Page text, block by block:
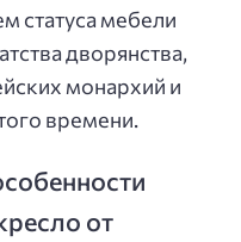
статуса мебели
дворянства,
монархий и
времени.
от